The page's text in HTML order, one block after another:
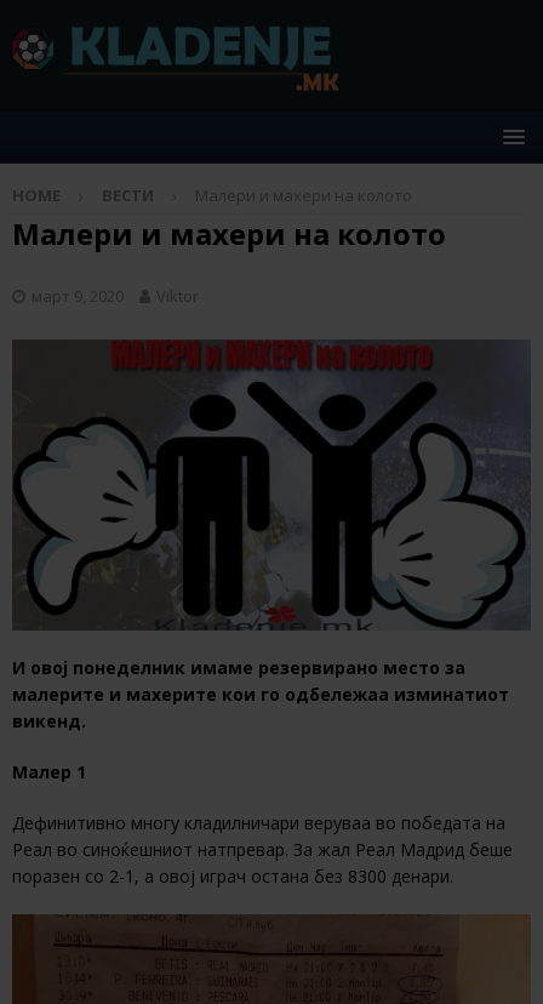
HOME ВЕСТИ Малери и махери на колото
Малери и махери на колото
март 9, 2020 Viktor
И овој понеделник имаме резервирано место за
малерите и махерите кои го одбележаа изминатиот
викенд.
Малер 1
Дефинитивно многу кладилничари веруваа во победата на
Реал во синоќешниот натпревар. За жал Реал Мадрид беше
поразен со 2-1, а овој играч остана без 8300 денари.